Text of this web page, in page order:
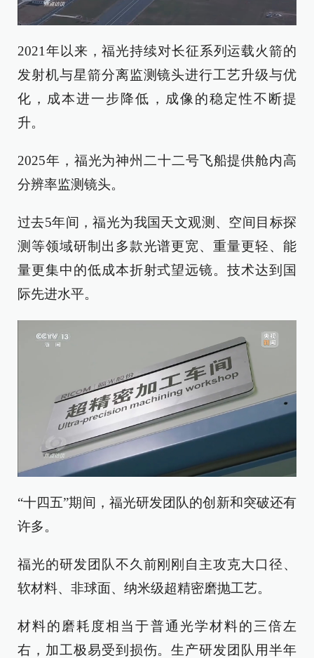
2021年以来，福光持续对长征系列运载火箭的
发射机与星箭分离监测镜头进行工艺升级与优
化，成本进一步降低，成像的稳定性不断提
升。
2025年，福光为神州二十二号飞船提供舱内高
分辨率监测镜头。
过去5年间，福光为我国天文观测、空间目标探
测等领域研制出多款光谱更宽、重量更轻、能
量更集中的低成本折射式望远镜。技术达到国
际先进水平。
“十四五”期间，福光研发团队的创新和突破还有
许多。
福光的研发团队不久前刚刚自主攻克大口径、
软材料、非球面、纳米级超精密磨抛工艺。
材料的磨耗度相当于普通光学材料的三倍左
右，加工极易受到损伤。生产研发团队用半年